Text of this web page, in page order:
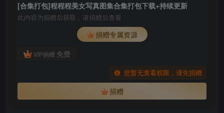
[合集打包]程程程美女写真图集合集打包下载+持续更新
此内容为捐赠后获取，请捐赠后查看
捐赠专属资源
VIP捐赠 免费
您暂无查看权限，请先捐赠
捐赠